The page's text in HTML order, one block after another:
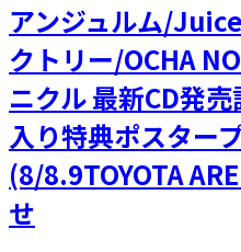
アンジュルム/
クトリー/OCHA
ニクル 最新CD発
入り特典ポスター
(8/8.9TOYOTA
せ